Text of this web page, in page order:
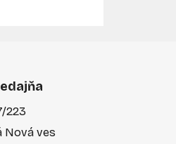
223
Nová ves